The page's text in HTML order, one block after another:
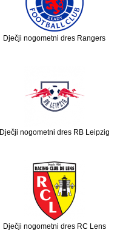
Dječji nogometni dres Rangers
Dječji nogometni dres RB Leipzig
Dječji nogometni dres RC Lens